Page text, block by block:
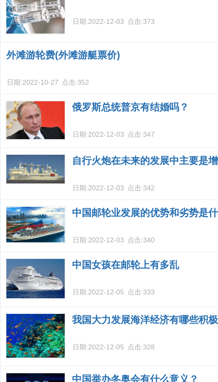
日期:2022-12-03 点击:373
外滩游轮费(外滩游艇票价)
日期:2022-10-27 点击:352
俄罗斯总统普京有结婚吗？
日期:2022-12-03 点击:347
自行火炮在未来的发展中主要是
日期:2022-12-03 点击:342
中国邮轮业发展的优势和劣势是
日期:2022-12-03 点击:340
中国女孩在邮轮上有多乱
日期:2022-12-05 点击:333
我国大力发展海洋经济有哪些积
日期:2022-12-05 点击:328
中国举办冬奥会有什么意义？